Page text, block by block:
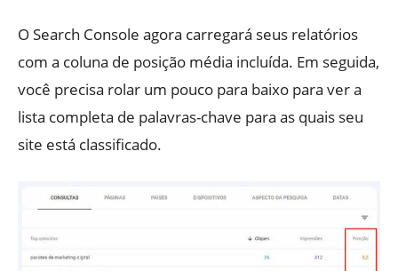
O Search Console agora carregará seus relatórios
com a coluna de posição média incluída. Em seguida,
você precisa rolar um pouco para baixo para ver a
lista completa de palavras-chave para as quais seu
site está classificado.